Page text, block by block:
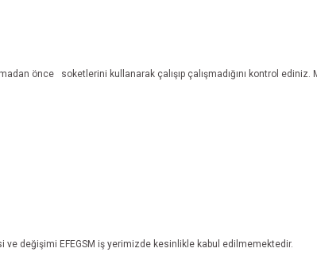
önce
soketlerini kullanarak çalışıp çalışmadığını kontrol ediniz.
ve değişimi EFEGSM iş yerimizde kesinlikle kabul edilmemektedir.